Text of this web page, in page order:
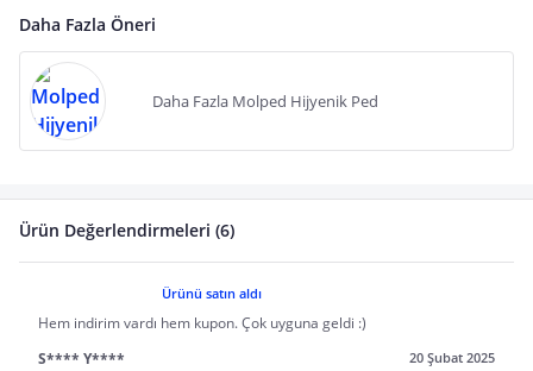
Daha Fazla Öneri
Daha Fazla Molped Hijyenik Ped
Ürün Değerlendirmeleri (6)
Ürünü satın aldı
Hem indirim vardı hem kupon. Çok uyguna geldi :)
S**** Y****
20 Şubat 2025